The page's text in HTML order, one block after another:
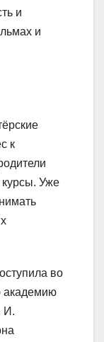
и
и
к
курсы. Уже
во
академию
И.